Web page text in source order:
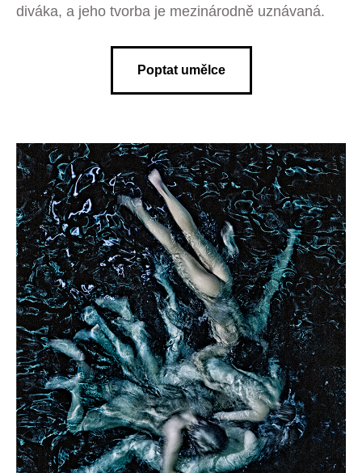
diváka, a jeho tvorba je mezinárodně uznávaná.
Poptat umělce